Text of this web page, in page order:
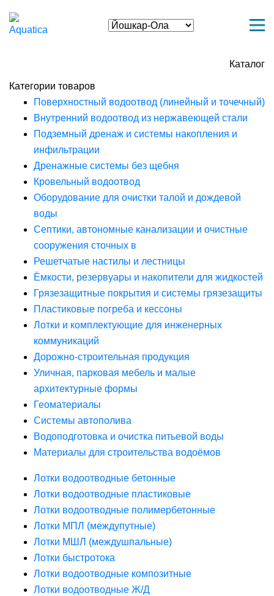
Каталог
Категории товаров
Поверхностный водоотвод (линейный и точечный)
Внутренний водоотвод из нержавеющей стали
Подземный дренаж и системы накопления и
инфильтрации
Дренажные системы без щебня
Кровельный водоотвод
Оборудование для очистки талой и дождевой
воды
Септики, автономные канализации и очистные
сооружения сточных в
Решетчатые настилы и лестницы
Ёмкости, резервуары и накопители для жидкостей
Грязезащитные покрытия и системы грязезащиты
Пластиковые погреба и кессоны
Лотки и комплектующие для инженерных
коммуникаций
Дорожно-строительная продукция
Уличная, парковая мебель и малые
архитектурные формы
Геоматериалы
Системы автополива
Водоподготовка и очистка питьевой воды
Материалы для строительства водоёмов
Лотки водоотводные бетонные
Лотки водоотводные пластиковые
Лотки водоотводные полимербетонные
Лотки МПЛ (междупутные)
Лотки МШЛ (междушпальные)
Лотки быстротока
Лотки водоотводные композитные
Лотки водоотводные Ж/Д